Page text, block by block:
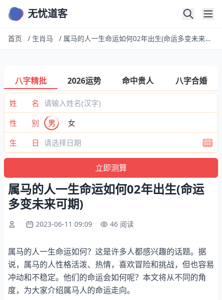
无忧道客
首页 / 生肖马 / 属马的人一生命运如何02年出生(命运多变未来可期)
八字精批 2026运势 命中贵人 八字合婚
姓 名
性 别
男
女
生 日
属马的人一生命运如何02年出生(命运
多变未来可期)
2023-06-11 09:09 46 阅读
属马的人一生命运如何？这是许多人都感兴趣的话题。据
说，属马的人性格活泼、热情，喜欢冒险和挑战，但也容易
冲动和不稳定。他们的命运会如何呢？本文将从不同的角
度，为大家介绍属马人的命运走向。